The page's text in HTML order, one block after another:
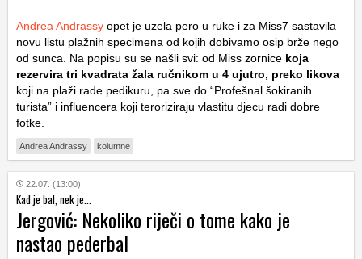
Andrea Andrassy opet je uzela pero u ruke i za Miss7 sastavila
novu listu plažnih specimena od kojih dobivamo osip brže nego
od sunca. Na popisu su se našli svi: od Miss zornice koja
rezervira tri kvadrata žala ručnikom u 4 ujutro, preko likova
koji na plaži rade pedikuru, pa sve do “Profešnal šokiranih
turista” i influencera koji teroriziraju vlastitu djecu radi dobre
fotke.
Andrea Andrassy kolumne
22.07. (13:00)
Kad je bal, nek je...
Jergović: Nekoliko riječi o tome kako je
nastao pederbal